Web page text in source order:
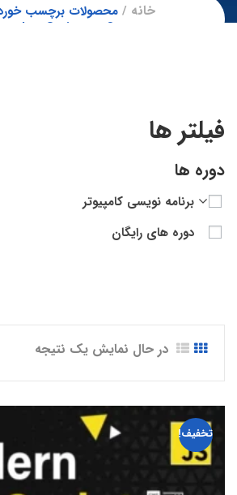
خانه
محصولات برچسب
JavaScript 2.0 Course”
در حال نمایش یک نتیجه
تخفیف!
فیلتر ها
دوره ها
برنامه نویسی کامپیوتر
دوره های رایگان